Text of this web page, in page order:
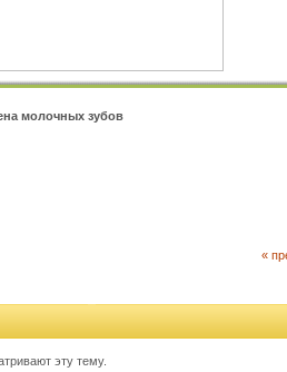
молочных зубов
«
эту тему.